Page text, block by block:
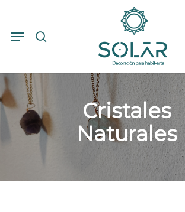
main
Menu
Cristales
Naturales